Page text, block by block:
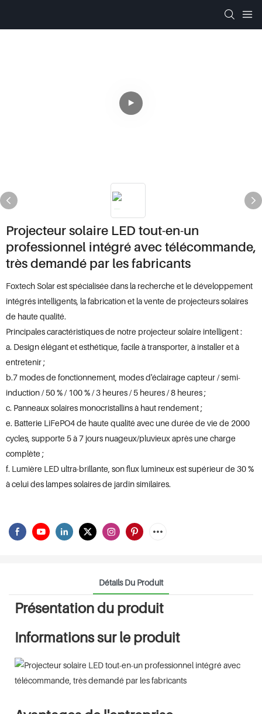
Projecteur solaire LED tout-en-un
professionnel intégré avec télécommande,
très demandé par les fabricants
Foxtech Solar est spécialisée dans la recherche et le développement
intégrés intelligents, la fabrication et la vente de projecteurs solaires
de haute qualité.
Principales caractéristiques de notre projecteur solaire intelligent :
a. Design élégant et esthétique, facile à transporter, à installer et à
entretenir ;
b.7 modes de fonctionnement, modes d'éclairage capteur / semi-
induction / 50 % / 100 % / 3 heures / 5 heures / 8 heures ;
c. Panneaux solaires monocristallins à haut rendement ;
e. Batterie LiFePO4 de haute qualité avec une durée de vie de 2000
cycles, supporte 5 à 7 jours nuageux/pluvieux après une charge
complète ;
f. Lumière LED ultra-brillante, son flux lumineux est supérieur de 30 %
à celui des lampes solaires de jardin similaires.
Détails Du Produit
Présentation du produit
Informations sur le produit